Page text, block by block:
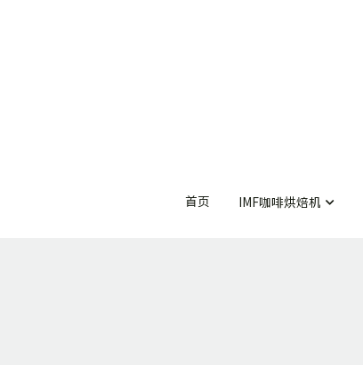
首页 IMF咖啡烘焙机
首页 IMF咖啡烘焙机